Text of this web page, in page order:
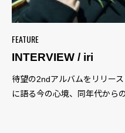
FEATURE
INTERVIEW / iri
待望の2ndアルバムをリリー
に語る今の心境、同年代か